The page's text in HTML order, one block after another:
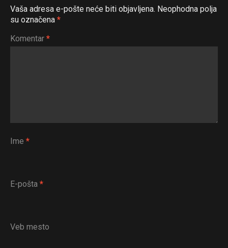
Vaša adresa e-pošte neće biti objavljena. Neophodna polja
su označena *
Komentar *
Ime *
E-pošta *
Veb mesto